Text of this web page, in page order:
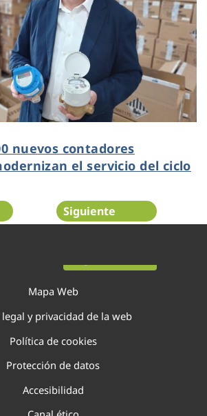
nuevos contadores
el servicio del ciclo
en Cartagena
Siguiente
Mapa Web
legal y privacidad de la web
Política de cookies
Protección de datos
Accesibilidad